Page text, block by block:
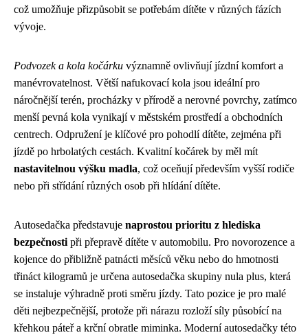
což umožňuje přizpůsobit se potřebám dítěte v různých fázích
vývoje.
Podvozek a kola kočárku významně ovlivňují jízdní komfort a
manévrovatelnost. Větší nafukovací kola jsou ideální pro
náročnější terén, procházky v přírodě a nerovné povrchy, zatímco
menší pevná kola vynikají v městském prostředí a obchodních
centrech. Odpružení je klíčové pro pohodlí dítěte, zejména při
jízdě po hrbolatých cestách. Kvalitní kočárek by měl mít
nastavitelnou výšku madla, což oceňují především vyšší rodiče
nebo při střídání různých osob při hlídání dítěte.
Autosedačka představuje naprostou prioritu z hlediska
bezpečnosti při přepravě dítěte v automobilu. Pro novorozence a
kojence do přibližně patnácti měsíců věku nebo do hmotnosti
třináct kilogramů je určena autosedačka skupiny nula plus, která
se instaluje výhradně proti směru jízdy. Tato pozice je pro malé
děti nejbezpečnější, protože při nárazu rozloží síly působící na
křehkou páteř a krční obratle miminka. Moderní autosedačky této